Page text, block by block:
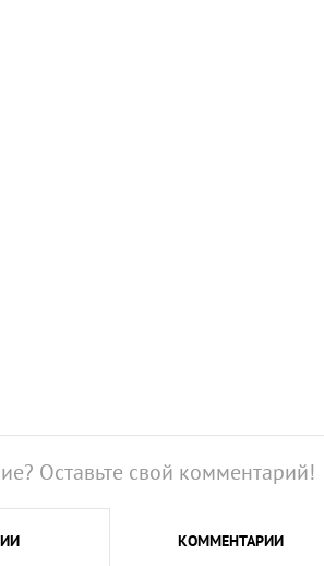
Оставьте свой комментарий!
КОММЕНТАРИИ